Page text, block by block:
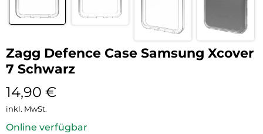
Zagg Defence Case Samsung Xcover
7 Schwarz
14,90 €
inkl. MwSt.
Online verfügbar